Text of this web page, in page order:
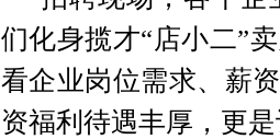
们化身揽才“店小二”
看企业岗位需求、薪
资福利待遇丰厚，更